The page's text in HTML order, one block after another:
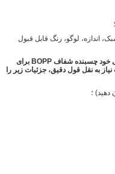
اندازه، لوگو، رنگ قابل قبول
کیسه های پلاستیکی خود چسبنده شفاف BOPP برای
به نقل قول دقیق، جزئیات زیر را